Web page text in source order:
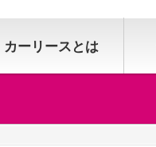
カーリースとは